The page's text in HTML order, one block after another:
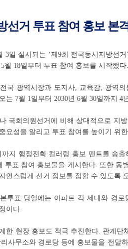
선거 투표 참여 홍보 본
3일 실시되는 ‘제9회 전국동시지방선
월 18일부터 투표 참여 홍보를 시작했다.
국 광역시장과 도지사, 교육감, 광역
는 7월 1일부터 2030년 6월 30일까지 4
국회의원선거에 비해 상대적으로 지
요성을 알리고 투표 참여를 높이기 위
지 행정전화 컬러링 홍보 멘트를 송출
투표 참여 홍보물을 게시한다. 또한 동
연스럽게 선거 정보를 접할 수 있도록
투표 당일에는 아파트 각 세대와 경
이다.
한 현장 홍보도 적극 추진한다. 관계
사무소와 경로당 등에 홍보물을 전달